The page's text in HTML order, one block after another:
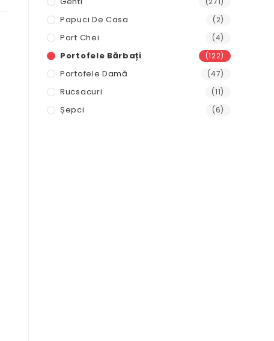
Papuci De Casa (2)
Port Chei (4)
Portofele Bărbați (122)
Portofele Damă (47)
Rucsacuri (11)
Șepci (6)